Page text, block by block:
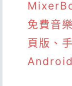
免費音
頁版、
Android